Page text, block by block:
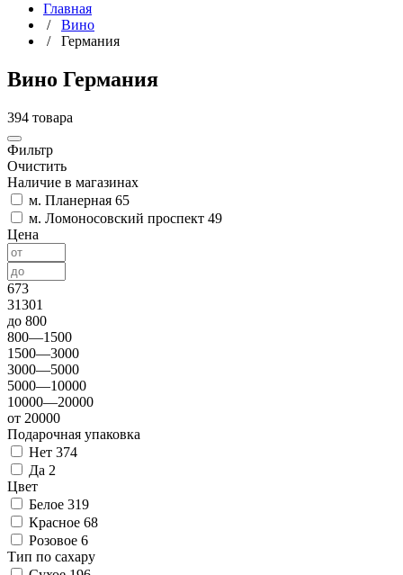
Главная
/ Вино
/ Германия
Вино Германия
394 товара
Фильтр
Очистить
Наличие в магазинах
м. Планерная 65
м. Ломоносовский проспект 49
Цена
673
31301
до 800
800—1500
1500—3000
3000—5000
5000—10000
10000—20000
от 20000
Подарочная упаковка
Нет 374
Да 2
Цвет
Белое 319
Красное 68
Розовое 6
Тип по сахару